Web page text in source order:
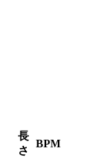
長
さ
BPM